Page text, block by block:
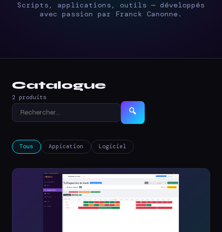
Scripts, applications, outils — développés
avec passion par Franck Canonne.
Catalogue
2 produits
🔍
Tous Appication Logiciel